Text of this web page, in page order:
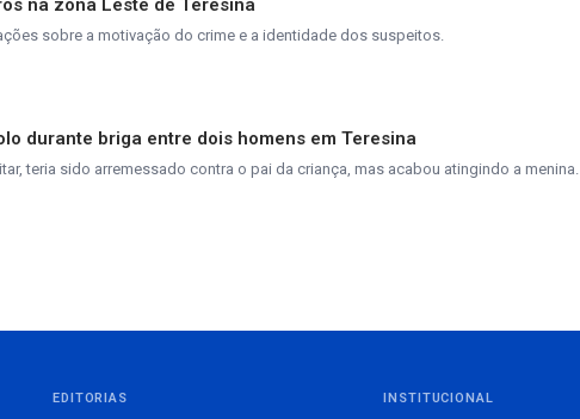
na zona Leste de Teresina
sobre a motivação do crime e a identidade dos suspeitos.
durante briga entre dois homens em Teresina
teria sido arremessado contra o pai da criança, mas acabou atingindo a menina.
EDITORIAS INSTITUCIONAL